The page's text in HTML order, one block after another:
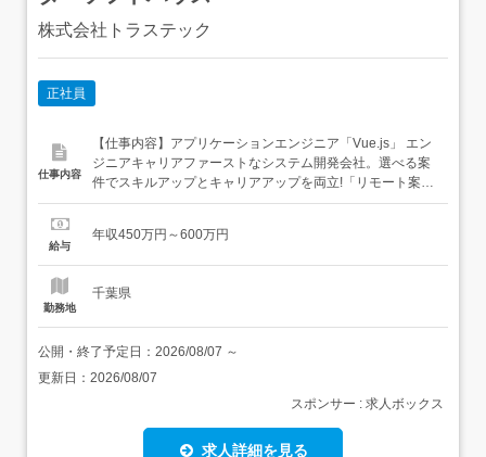
株式会社トラステック
正社員
仕事内容
【仕事内容】アプリケーションエンジニア「Vue.js」 エン
ジニアキャリアファーストなシステム開発会社。選べる案
件でスキルアップとキャリアアップを両立!「リモート案件/
上流工程/副業可/関東ITS健保」仕事内容:「業務用システム
願いいたします。「使用するフレームワークはVue.jsで
給与
年収450万円～600万円
勤務地
千葉県
公開・終了予定日： 2026/08/07 ～
更新日： 2026/08/07
スポンサー : 求人ボックス
求人詳細を見る